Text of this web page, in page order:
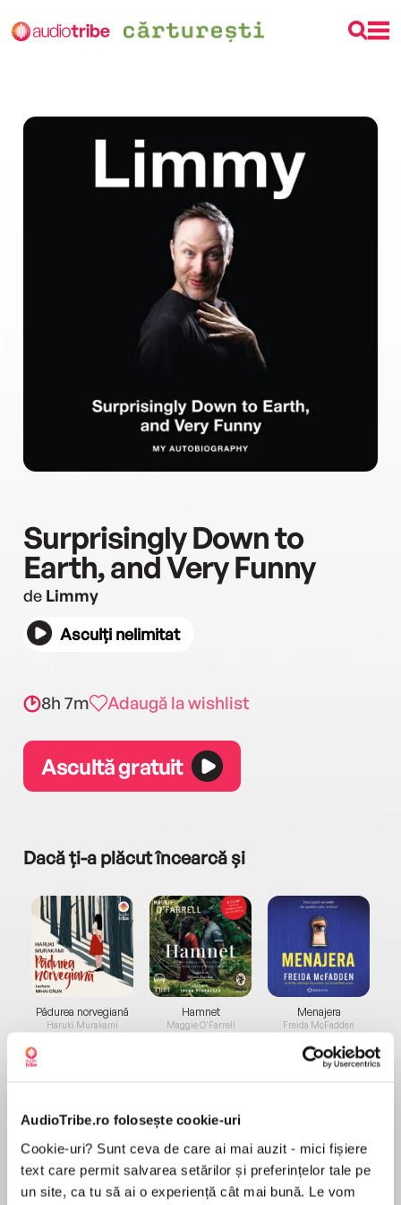
AudioTribe.ro folosește cookie-uri
Cookie-uri? Sunt ceva de care ai mai auzit - mici fișiere
text care permit salvarea setărilor și preferințelor tale pe
un site, ca tu să ai o experiență cât mai bună. Le vom
Surprisingly Down to
Earth, and Very Funny
de Limmy
Asculți nelimitat
8h 7m Adaugă la wishlist
Ascultă gratuit
Dacă ți-a plăcut încearcă și
Pădurea norvegiană
Haruki Murakami
Elita de Argint (Elita
de...
Dani Francis
Hamnet
Maggie O'Farrell
Diavolul se îmbracă de
la...
Lauren Weisberger
Menajera
Freida McFadden
Migdală
Sohn Won-pyung